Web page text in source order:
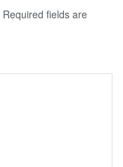
Required fields are